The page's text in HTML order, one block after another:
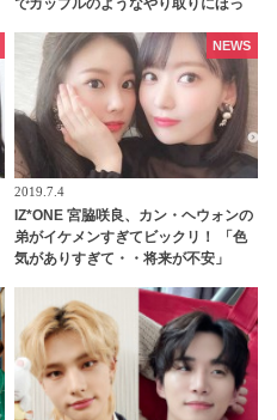
2019.7.4
IZ*ONE 宮脇咲良、カン・ヘウォンの
弟がイケメンすぎてビックリ！ 「色
気がありすぎて・・将来が不安」
NEWS